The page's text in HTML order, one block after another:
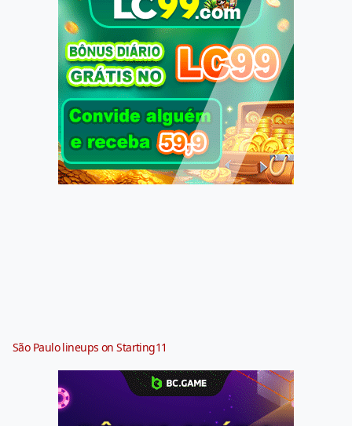
São Paulo lineups on Starting11